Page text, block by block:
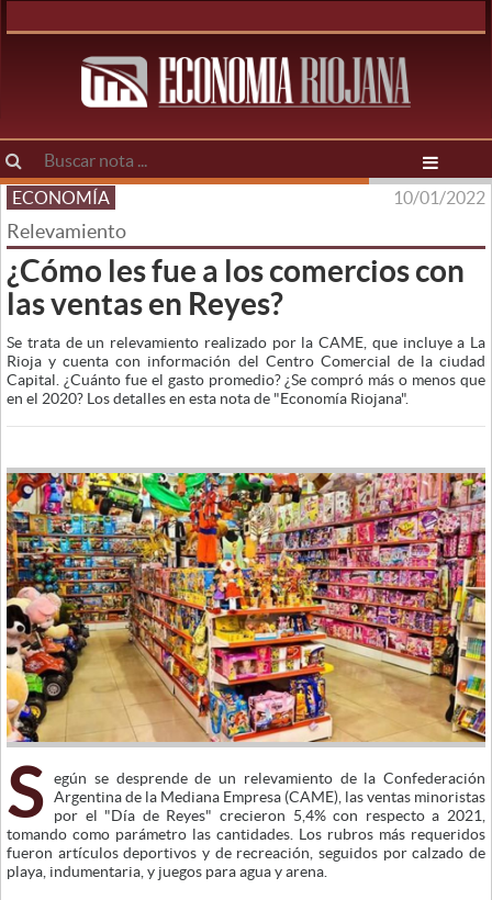
ECONOMÍA 10/01/2022
Relevamiento
¿Cómo les fue a los comercios con
las ventas en Reyes?
Se trata de un relevamiento realizado por la CAME, que incluye a La
Rioja y cuenta con información del Centro Comercial de la ciudad
Capital. ¿Cuánto fue el gasto promedio? ¿Se compró más o menos que
en el 2020? Los detalles en esta nota de "Economía Riojana".
S
egún se desprende de un relevamiento de la Confederación
Argentina de la Mediana Empresa (CAME), las ventas minoristas
por el "Día de Reyes" crecieron 5,4% con respecto a 2021,
tomando como parámetro las cantidades. Los rubros más requeridos
fueron artículos deportivos y de recreación, seguidos por calzado de
playa, indumentaria, y juegos para agua y arena.